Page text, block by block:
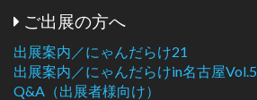
ご出展の方へ
出展案内／にゃんだらけ21
出展案内／にゃんだらけin名古屋Vol.5
Q&A（出展者様向け）